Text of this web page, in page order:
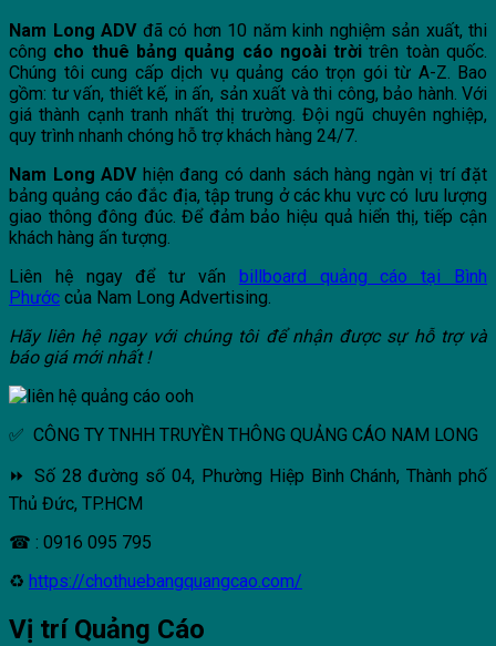
Nam Long ADVđã có hơn 10 năm kinh nghiệm sản xuất, thi
công cho thuê bảng quảng cáo ngoài trời trên toàn quốc.
Chúng tôi cung cấp dịch vụ quảng cáo trọn gói từ A-Z. Bao
gồm: tư vấn, thiết kế, in ấn, sản xuất và thi công, bảo hành. Với
giá thành cạnh tranh nhất thị trường. Đội ngũ chuyên nghiệp,
quy trình nhanh chóng hỗ trợ khách hàng 24/7.
Nam Long ADVhiện đang có danh sách hàng ngàn vị trí đặt
bảng quảng cáo đắc địa, tập trung ở các khu vực có lưu lượng
giao thông đông đúc. Để đảm bảo hiệu quả hiển thị, tiếp cận
khách hàng ấn tượng.
Liên hệ ngay để tư vấn billboard quảng cáo tại Bình
Phước của Nam Long Advertising.
Hãy liên hệ ngay với chúng tôi để nhận được sự hỗ trợ và
báo giá mới nhất !
✅ CÔNG TY TNHH TRUYỀN THÔNG QUẢNG CÁO NAM LONG
⏩ Số 28 đường số 04, Phường Hiệp Bình Chánh, Thành phố
Thủ Đức, TP.HCM
☎ : 0916 095 795
♻ https://chothuebangquangcao.com/
Vị trí Quảng Cáo